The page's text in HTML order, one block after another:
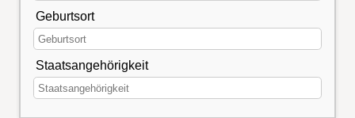
Geburtsort
Staatsangehörigkeit